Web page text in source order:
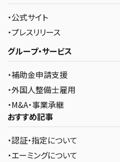
・公式サイト
・プレスリリース
グループ・サービス
・補助金申請支援
・外国人整備士雇用
・M&A・事業承継
おすすめ記事
・認証・指定について
・エーミングについて